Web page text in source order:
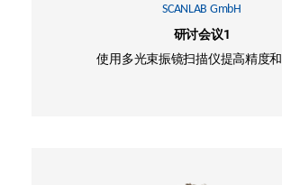
SCANLAB GmbH
研讨会议1
使用多光束振镜扫描仪提高精度